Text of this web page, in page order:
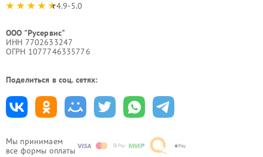
Мы принимаем
все формы оплаты
4.9-5.0
ООО "Русервис"
ИНН 7702633247
ОГРН 1077746335776
Поделиться в соц. сетях: